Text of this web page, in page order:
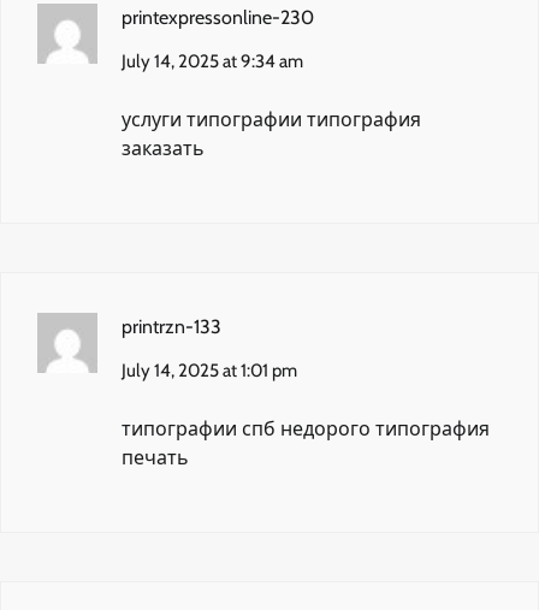
printexpressonline-230
July 14, 2025 at 9:34 am
услуги типографии типография
заказать
printrzn-133
July 14, 2025 at 1:01 pm
типографии спб недорого типография
печать